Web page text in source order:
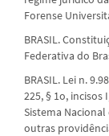
Forense
BRASIL.
Federativa do
BRASIL. Lei n.
225, § 1o, incisos
Sistema
outras